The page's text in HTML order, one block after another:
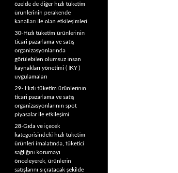
özelde de diğer hızlı tüketim
ürünlerinin perakende
kanalları ile olan etkileşimleri.
30-Hızlı tüketim ürünlerinin
ticari pazarlama ve satış
organizasyonlarında
görülebilen olumsuz insan
kaynakları yönetimi ( İKY )
uygulamaları
29- Hızlı tüketim ürünlerinin
ticari pazarlama ve satış
organizasyonlarının spot
piyasalar ile etkileşimi
28-Gıda ve içecek
kategorisindeki hızlı tüketim
ürünleri imalatında, tüketici
sağlığını korumayı
önceleyerek, ürünlerin
satışlarını sıçratacak şekilde